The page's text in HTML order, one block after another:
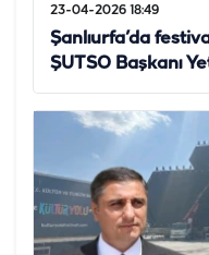
23-04-2026 18:49
Şanlıurfa’da
ŞUTSO Başkanı